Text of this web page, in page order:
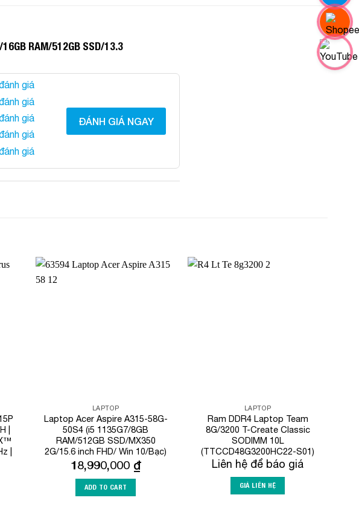
RAM/512GB SSD/13.3
giá
giá
giá
giá
giá
ĐÁNH GIÁ NGAY
|
|
LAPTOP
Laptop Acer Aspire A315-58G-
50S4 (i5 1135G7/8GB
RAM/512GB SSD/MX350
2G/15.6 inch FHD/ Win 10/Bạc)
18,990,000 ₫
ADD TO CART
LAPTOP
Ram DDR4 Laptop Team
8G/3200 T-Create Classic
SODIMM 10L
(TTCCD48G3200HC22-S01)
Liên hệ để báo giá
GIÁ LIÊN HỆ